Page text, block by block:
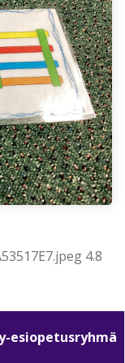
4.8
esiopetusryhmä